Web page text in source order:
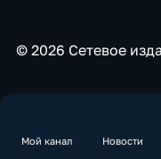
Мой канал Новости
© 2026 Сетевое